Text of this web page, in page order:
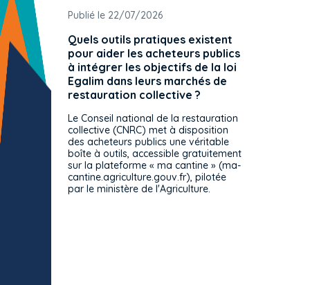
Publié le 22/07/2026
Quels outils pratiques existent
pour aider les acheteurs publics
à intégrer les objectifs de la loi
Egalim dans leurs marchés de
restauration collective ?
Le Conseil national de la restauration
collective (CNRC) met à disposition
des acheteurs publics une véritable
boîte à outils, accessible gratuitement
sur la plateforme « ma cantine » (ma-
cantine.agriculture.gouv.fr), pilotée
par le ministère de l'Agriculture.